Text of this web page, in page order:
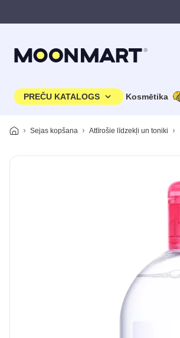
PREČU KATALOGS Kosmētika
Sejas kopšana Attīrošie līdzekļi un toniki